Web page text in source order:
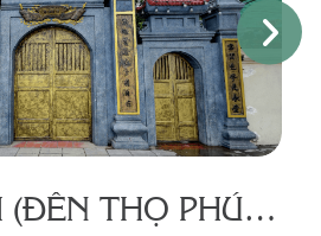
(ĐỀN THỌ PHÚC